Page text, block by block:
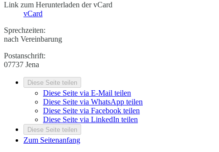
Link zum Herunterladen der vCard
vCard
Sprechzeiten:
nach Vereinbarung
Postanschrift:
07737 Jena
Diese Seite teilen
Diese Seite via E-Mail teilen
Diese Seite via WhatsApp teilen
Diese Seite via Facebook teilen
Diese Seite via LinkedIn teilen
Diese Seite teilen
Zum Seitenanfang